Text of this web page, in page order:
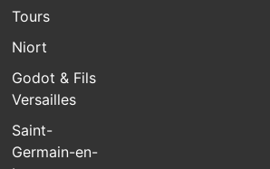
Tours
Niort
Godot & Fils
Versailles
Saint-
Germain-en-